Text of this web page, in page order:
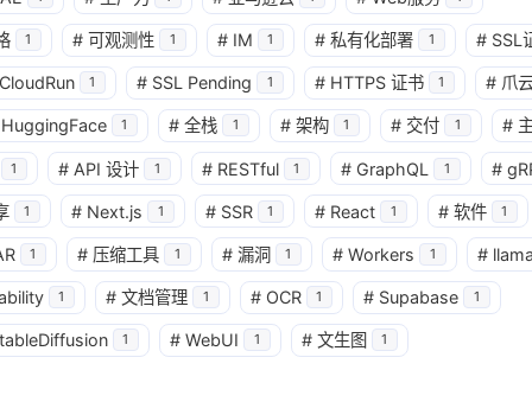
兴趣点
寻找你感兴趣的领域
AI 编程1 ArgoCD1 CI/CD2
DevOps3 Docker4
1 # 可观测性 1 # IM 1 # 私有化部署 1 # SSL
1 # SSL Pending 1 # HTTPS 证书 1 # 爪
HuggingFace 1 # 全栈 1 # 架构 1 # 交付 1 #
1 # API 设计 1 # RESTful 1 # GraphQL 1 #
1 # Next.js 1 # SSR 1 # React 1 # 软件 1
1 # 压缩工具 1 # 漏洞 1 # Workers 1 #
1 # 文档管理 1 # OCR 1 # Supabase 1
1 # WebUI 1 # 文生图 1